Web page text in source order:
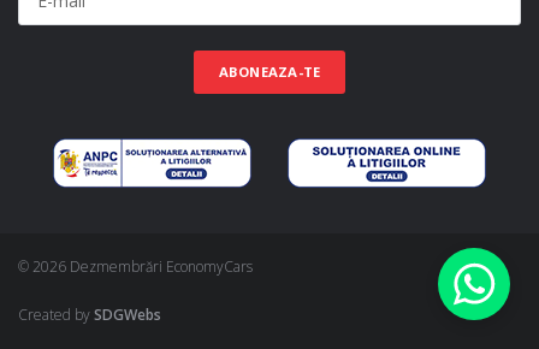
ABONEAZA-TE
© 2026 Dezmembrări EconomyCars
Created bySDGWebs